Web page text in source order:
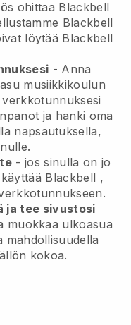
ohittaa Blackbell
Blackbell
löytää Blackbell
- Anna
musiikkikoulun
verkkotunnuksesi
ja hanki oma
napsautuksella,
- jos sinulla on jo
Blackbell ,
ja tee sivustosi
muokkaa ulkoasua
mahdollisuudella
kokoa.